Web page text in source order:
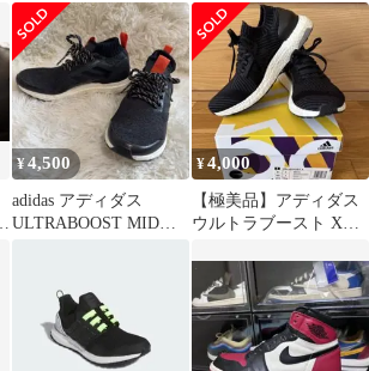
スニーカー 黒 27.5cm
ングシューズ 24.5cm 軽
量
¥4,500
adidas アディダス
ULTRABOOST MID
¥4,000
【極美品】アディダス
ウルトラブースト X
BB6162